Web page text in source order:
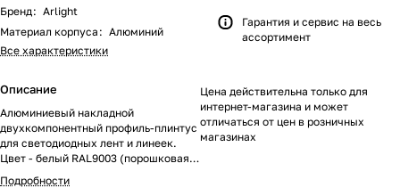
Бренд: Arlight
Материал корпуса : Алюминий
Все характеристики
Описание
Алюминиевый накладной
двухкомпонентный профиль-плинтус
для светодиодных лент и линеек.
Цвет - белый RAL9003 (порошковая
окраска). Габаритные размеры
(L×W×H): 2000x12,3x52,6мм. Ширина
Подробности
Гарантия и сервис на весь
ассортимент
Цена действительна только для
интернет-магазина и может
отличаться от цен в розничных
магазинах